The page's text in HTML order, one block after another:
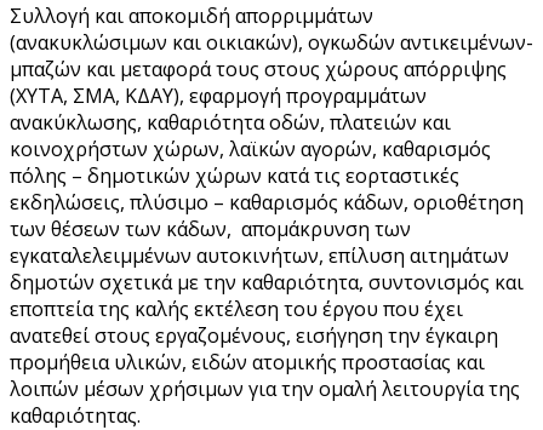
Συλλογή και αποκομιδή απορριμμάτων
(ανακυκλώσιμων και οικιακών), ογκωδών αντικειμένων-
μπαζών και μεταφορά τους στους χώρους απόρριψης
(ΧΥΤΑ, ΣΜΑ, ΚΔΑΥ), εφαρμογή προγραμμάτων
ανακύκλωσης, καθαριότητα οδών, πλατειών και
κοινοχρήστων χώρων, λαϊκών αγορών, καθαρισμός
πόλης – δημοτικών χώρων κατά τις εορταστικές
εκδηλώσεις, πλύσιμο – καθαρισμός κάδων, οριοθέτηση
των θέσεων των κάδων, απομάκρυνση των
εγκαταλελειμμένων αυτοκινήτων, επίλυση αιτημάτων
δημοτών σχετικά με την καθαριότητα, συντονισμός και
εποπτεία της καλής εκτέλεση του έργου που έχει
ανατεθεί στους εργαζομένους, εισήγηση την έγκαιρη
προμήθεια υλικών, ειδών ατομικής προστασίας και
λοιπών μέσων χρήσιμων για την ομαλή λειτουργία της
καθαριότητας.